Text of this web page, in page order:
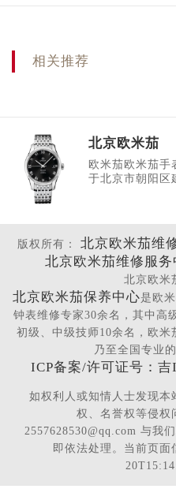
相关推荐
北京欧米茄
欧米茄欧米茄手
于北京市朝阳
版权所有： 北京欧米茄维
北京欧米茄维修服务
北京欧米
北京欧米茄保养中心是欧
钟表维修专家30余名，其中高
初级、中级技师10余名，欧
乃至全国专业
ICP备案/许可证号：
如权利人或知情人士发现本
权、名誉权等侵权
2557628530@qq.com 与我
即依法处理。当前页面